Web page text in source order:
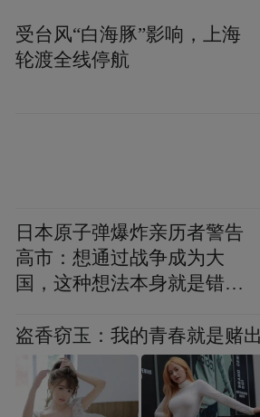
受台风“白海豚”影响，上海
轮渡全线停航
日本原子弹爆炸亲历者警告
高市：想通过战争成为大
国，这种想法本身就是错误
盗香窃玉：我的青春就是赌